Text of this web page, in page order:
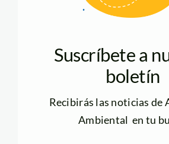
Suscríbete a
boletín
Recibirás las noticias de
Ambiental en tu